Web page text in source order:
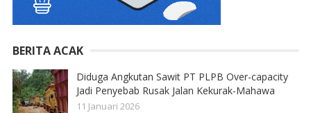
BERITA ACAK
Diduga Angkutan Sawit PT PLPB Over-capacity
Jadi Penyebab Rusak Jalan Kekurak-Mahawa
11 Januari 2026